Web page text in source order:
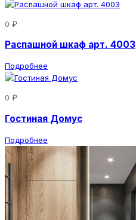
0 ₽
Распашной шкаф арт. 4003
Подробнее
0 ₽
Гостиная Домус
Подробнее